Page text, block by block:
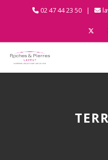
02 47 44 23 50 |